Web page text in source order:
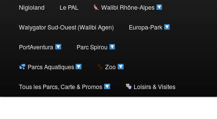
contenu
Nigloland Le PAL Walibi Rhône-Alpes
Walygator Sud-Ouest (Walibi Agen) Europa-Park
PortAventura Parc Spirou
Parcs Aquatiques Zoo
Tous les Parcs, Carte & Promos Loisirs & Visites